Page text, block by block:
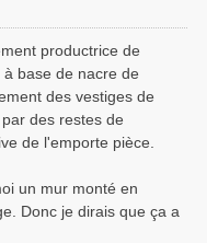
productrice de
base de nacre de
des vestiges de
des restes de
de l'emporte pièce.
un mur monté en
Donc je dirais que ça a